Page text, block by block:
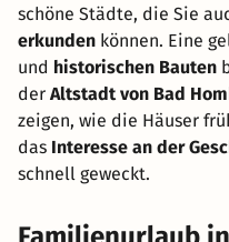
schöne Städte, die Sie
erkunden können. Eine
und historischen Bauten
der Altstadt von Bad
zeigen, wie die Häuser
das Interesse an der
schnell geweckt.